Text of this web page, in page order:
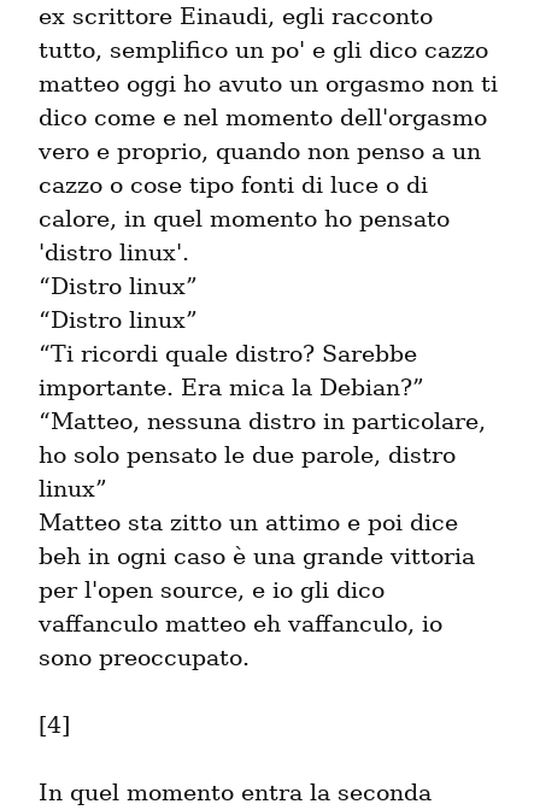
ex scrittore Einaudi, egli racconto
tutto, semplifico un po' e gli dico cazzo
matteo oggi ho avuto un orgasmo non ti
dico come e nel momento dell'orgasmo
vero e proprio, quando non penso a un
cazzo o cose tipo fonti di luce o di
calore, in quel momento ho pensato
'distro linux'.
“Distro linux”
“Distro linux”
“Ti ricordi quale distro? Sarebbe
importante. Era mica la Debian?”
“Matteo, nessuna distro in particolare,
ho solo pensato le due parole, distro
linux”
Matteo sta zitto un attimo e poi dice
beh in ogni caso è una grande vittoria
per l'open source, e io gli dico
vaffanculo matteo eh vaffanculo, io
sono preoccupato.
[4]
In quel momento entra la seconda